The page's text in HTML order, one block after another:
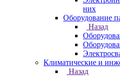
них
Оборудование
Назад
Климатические и
Назад